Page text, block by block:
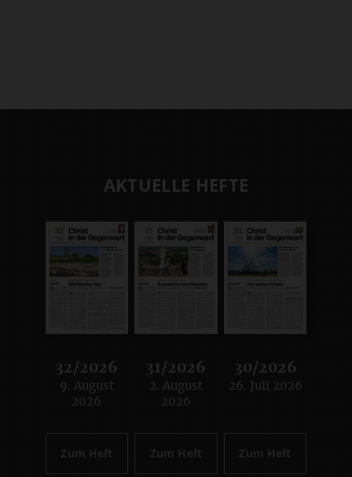
AKTUELLE HEFTE
32/2026
:
9. August
2026
Zum Heft
31/2026
:
2. August
2026
Zum Heft
30/2026
:
26. Juli 2026
Zum Heft